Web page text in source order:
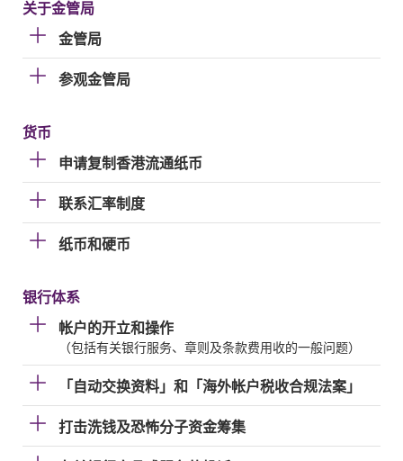
关于金管局
金管局
参观金管局
货币
申请复制香港流通纸币
联系汇率制度
纸币和硬币
银行体系
帐户的开立和操作
（包括有关银行服务、章则及条款费用收的一般问题）
「自动交换资料」和「海外帐户税收合规法案」
打击洗钱及恐怖分子资金筹集